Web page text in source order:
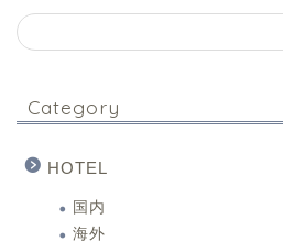
Category
HOTEL
国内
海外